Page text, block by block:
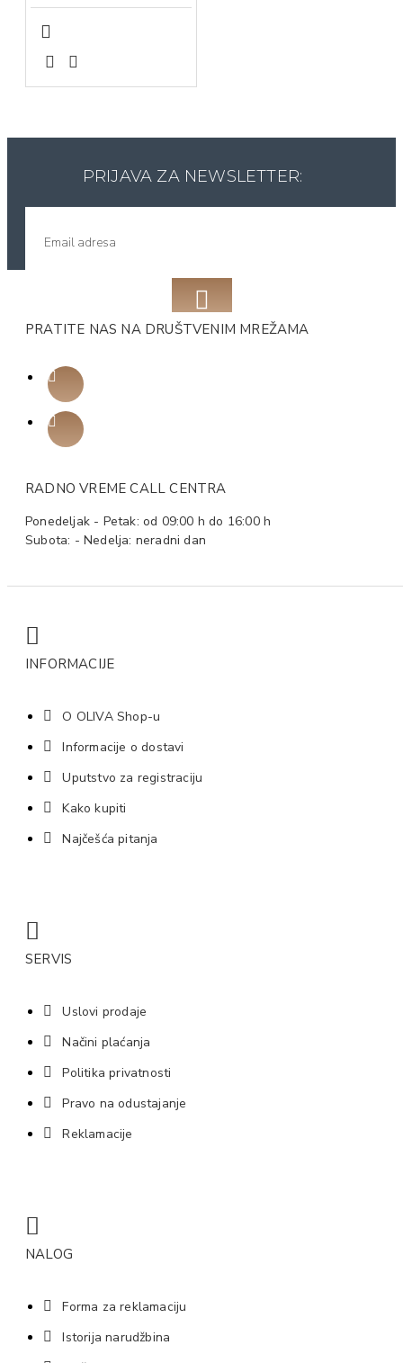
PRIJAVA ZA NEWSLETTER:
PRATITE NAS NA DRUŠTVENIM MREŽAMA
RADNO VREME CALL CENTRA
Ponedeljak - Petak: od 09:00 h do 16:00 h
Subota: - Nedelja: neradni dan
INFORMACIJE
O OLIVA Shop-u
Informacije o dostavi
Uputstvo za registraciju
Kako kupiti
Najčešća pitanja
SERVIS
Uslovi prodaje
Načini plaćanja
Politika privatnosti
Pravo na odustajanje
Reklamacije
NALOG
Forma za reklamaciju
Istorija narudžbina